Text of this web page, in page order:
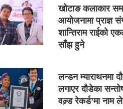
खोटाङ कलाकार
आयोजनामा प्राज्ञ
शान्तिराम राईको
साँझ हुने
लन्डन म्याराथनमा
लगाएर दौडेका
वल्र्ड रेकर्ड’मा नाम